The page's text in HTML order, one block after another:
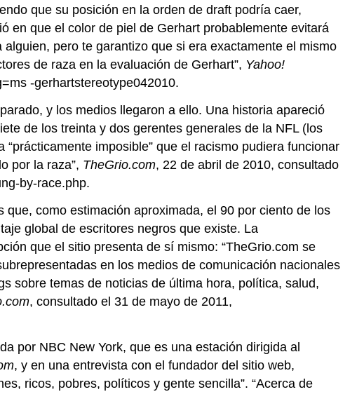
que su posición en la orden de draft podría caer,
en que el color de piel de Gerhart probablemente evitará
pero te garantizo que si era exactamente el mismo
de raza en la evaluación de Gerhart”, Yahoo!
-gerhartstereotype042010.
y los medios llegaron a ello. Una historia apareció
de los treinta y dos gerentes generales de la NFL (los
imposible” que el racismo pudiera funcionar
por la raza”, TheGrio.com, 22 de abril de 2010, consultado
by-race.php.
que, como estimación aproximada, el 90 por ciento de los
global de escritores negros que existe. La
que el sitio presenta de sí mismo: “TheGrio.com se
en los medios de comunicación nacionales
sobre temas de noticias de última hora, política, salud,
, consultado el 31 de mayo de 2011,
por NBC New York, que es una estación dirigida al
, y en una entrevista con el fundador del sitio web,
ricos, pobres, políticos y gente sencilla”. “Acerca de